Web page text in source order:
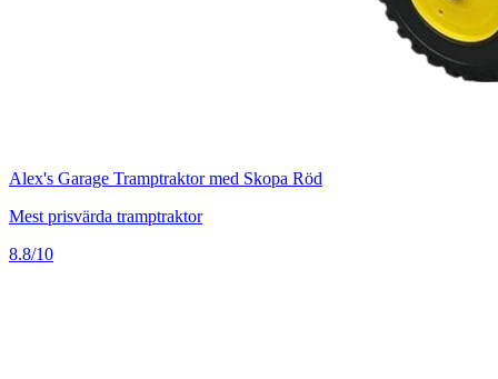
Alex's Garage Tramptraktor med Skopa Röd
Mest prisvärda tramptraktor
8.8/10